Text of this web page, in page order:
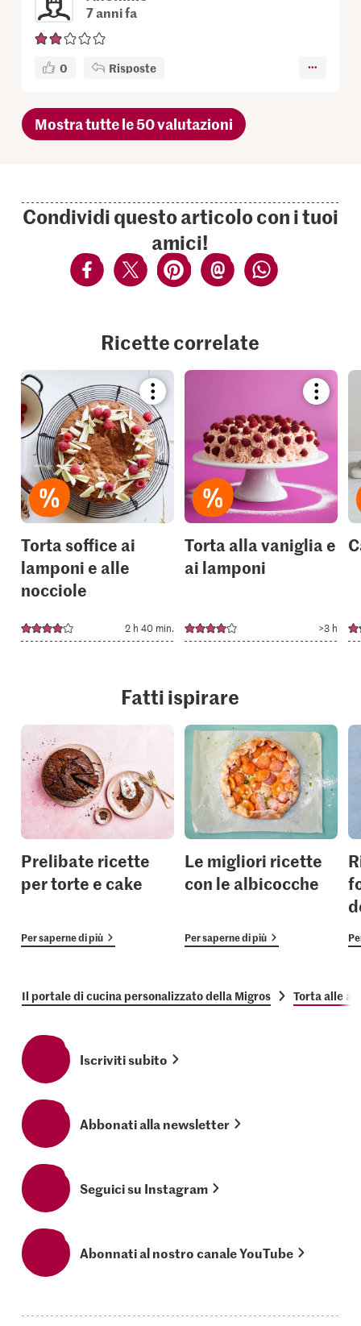
7 anni fa
0 Risposte
Mostra tutte le 50 valutazioni
Condividi questo articolo con i tuoi
amici!
Ricette correlate
Bookmark
recipe
or
add
it
to
your
collections.
Torta soffice ai
lamponi e alle
nocciole
2 h 40 min.
recipe
add
it
to
Torta alla vaniglia e
ai lamponi
>3 h
Fatti ispirare
Prelibate ricette
per torte e cake
Per saperne di più
Le migliori ricette
con le albicocche
Per saperne di più
Il portale di cucina personalizzato della Migros Torta alle
Iscriviti subito
Abbonati alla newsletter
Seguici su Instagram
Abonnati al nostro canale YouTube